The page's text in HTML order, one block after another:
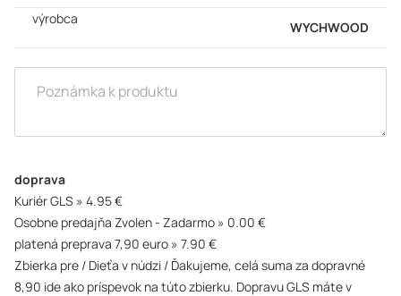
výrobca
WYCHWOOD
doprava
Kuriér GLS
4.95 €
Osobne predajňa Zvolen - Zadarmo
0.00 €
platená preprava 7,90 euro
7.90 €
Zbierka pre / Dieťa v núdzi / Ďakujeme, celá suma za dopravné
8,90 ide ako príspevok na túto zbierku. Dopravu GLS máte v